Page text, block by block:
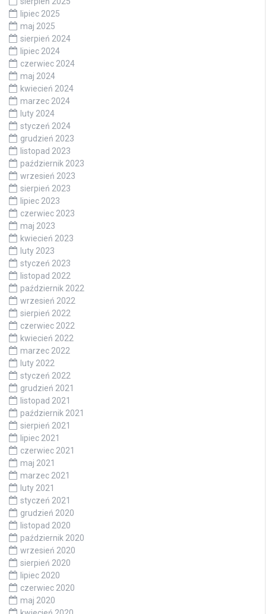
lipiec 2025
maj 2025
sierpień 2024
lipiec 2024
czerwiec 2024
maj 2024
kwiecień 2024
marzec 2024
luty 2024
styczeń 2024
grudzień 2023
listopad 2023
październik 2023
wrzesień 2023
sierpień 2023
lipiec 2023
czerwiec 2023
maj 2023
kwiecień 2023
luty 2023
styczeń 2023
listopad 2022
październik 2022
wrzesień 2022
sierpień 2022
czerwiec 2022
kwiecień 2022
marzec 2022
luty 2022
styczeń 2022
grudzień 2021
listopad 2021
październik 2021
sierpień 2021
lipiec 2021
czerwiec 2021
maj 2021
marzec 2021
luty 2021
styczeń 2021
grudzień 2020
listopad 2020
październik 2020
wrzesień 2020
sierpień 2020
lipiec 2020
czerwiec 2020
maj 2020